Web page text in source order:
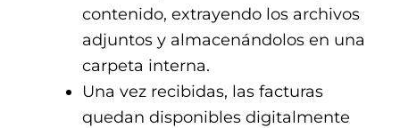
contenido, extrayendo los archivos
adjuntos y almacenándolos en una
carpeta interna.
Una vez recibidas, las facturas
quedan disponibles digitalmente